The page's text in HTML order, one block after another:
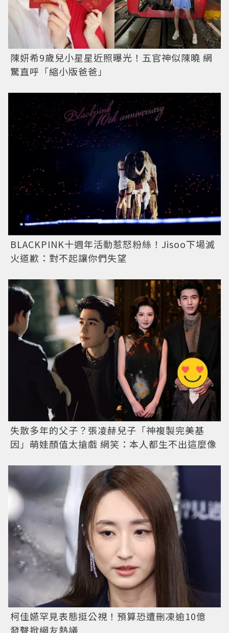
陳妍希9歲兒小星星近照曝光！五官神似陳曉 網
驚直呼「縮小版爸爸」
BLACKPINK十週年活動惹怒粉絲！Jisoo下場滅
火道歉：對不起讓你們失望
失散多年的父子？張凌赫兒子「神複製完美基
因」萌娃顏值太搶戲 網笑：本人都生不出這麼像
柯佳嬿罕見表態挺公視！預算恐遭刪凍逾10億
發聲掀網友熱議